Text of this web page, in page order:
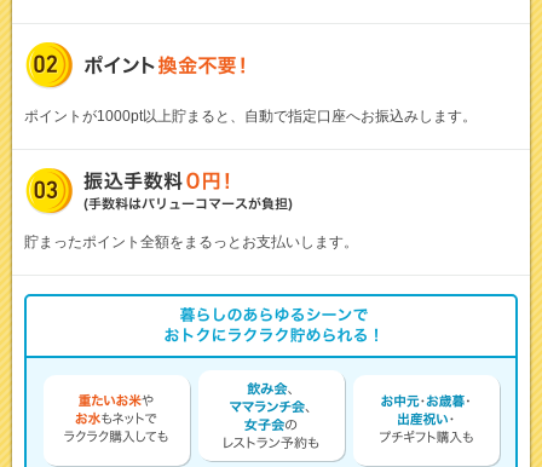
ポイントが1000pt以上貯まると、自動で指定口座へお振込みします。
貯まったポイント全額をまるっとお支払いします。